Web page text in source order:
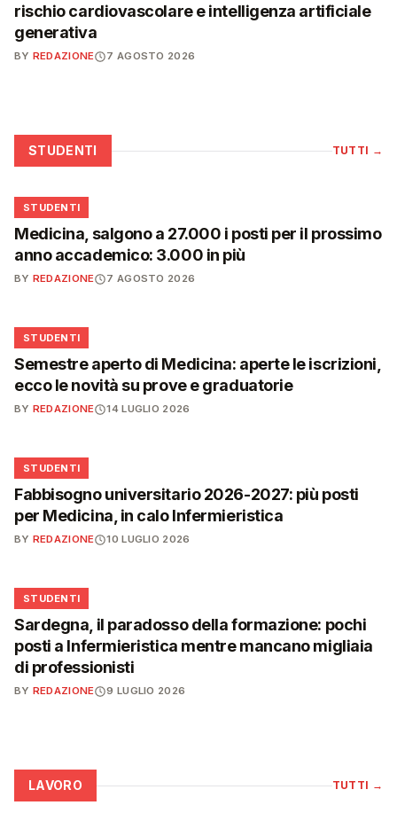
rischio cardiovascolare e intelligenza artificiale
generativa
BY REDAZIONE 7 AGOSTO 2026
STUDENTI TUTTI →
🎓
STUDENTI
Medicina, salgono a 27.000 i posti per il prossimo
anno accademico: 3.000 in più
BY REDAZIONE 7 AGOSTO 2026
🎓
STUDENTI
Semestre aperto di Medicina: aperte le iscrizioni,
ecco le novità su prove e graduatorie
BY REDAZIONE 14 LUGLIO 2026
🎓
STUDENTI
Fabbisogno universitario 2026-2027: più posti
per Medicina, in calo Infermieristica
BY REDAZIONE 10 LUGLIO 2026
🎓
STUDENTI
Sardegna, il paradosso della formazione: pochi
posti a Infermieristica mentre mancano migliaia
di professionisti
BY REDAZIONE 9 LUGLIO 2026
LAVORO TUTTI →